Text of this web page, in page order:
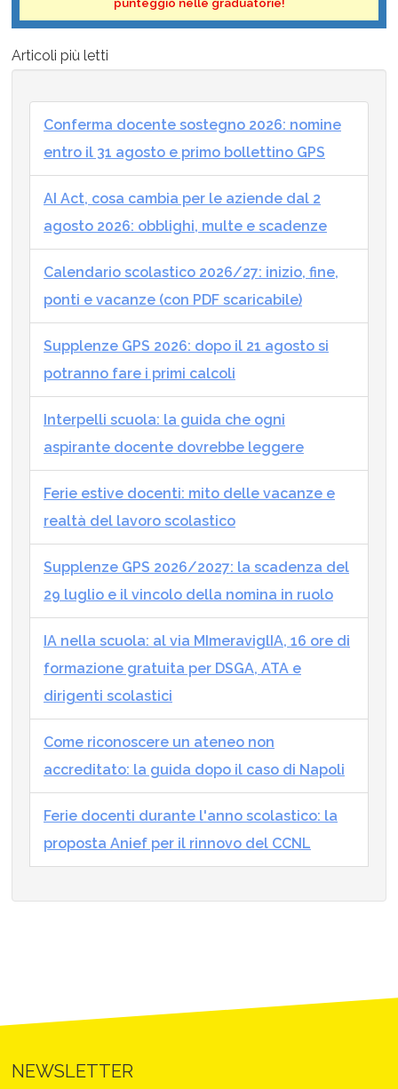
Articoli più letti
Conferma docente sostegno 2026: nomine
entro il 31 agosto e primo bollettino GPS
AI Act, cosa cambia per le aziende dal 2
agosto 2026: obblighi, multe e scadenze
Calendario scolastico 2026/27: inizio, fine,
ponti e vacanze (con PDF scaricabile)
Supplenze GPS 2026: dopo il 21 agosto si
potranno fare i primi calcoli
Interpelli scuola: la guida che ogni
aspirante docente dovrebbe leggere
Ferie estive docenti: mito delle vacanze e
realtà del lavoro scolastico
Supplenze GPS 2026/2027: la scadenza del
29 luglio e il vincolo della nomina in ruolo
IA nella scuola: al via MImeraviglIA, 16 ore di
formazione gratuita per DSGA, ATA e
dirigenti scolastici
Come riconoscere un ateneo non
accreditato: la guida dopo il caso di Napoli
Ferie docenti durante l'anno scolastico: la
proposta Anief per il rinnovo del CCNL
NEWSLETTER